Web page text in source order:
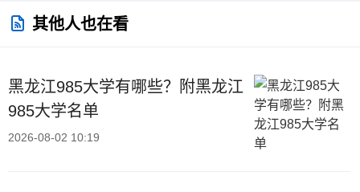
其他人也在看
黑龙江985大学有哪些？附黑龙江
985大学名单
2026-08-02 10:19